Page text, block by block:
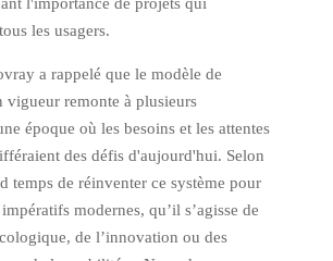
l'importance de projets qui
les usagers.
a rappelé que le modèle de
vigueur remonte à plusieurs
époque où les besoins et les attentes
des défis d'aujourd'hui. Selon
temps de réinventer ce système pour
modernes, qu’il s’agisse de
de l’innovation ou des